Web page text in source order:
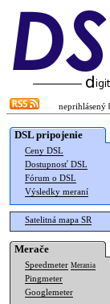
neprihlásený
DSL pripojenie
Ceny DSL
Dostupnosť DSL
Fórum o DSL
Výsledky meraní
Satelitná mapa SR
Merače
Speedmeter Merania
Pingmeter
Googlemeter